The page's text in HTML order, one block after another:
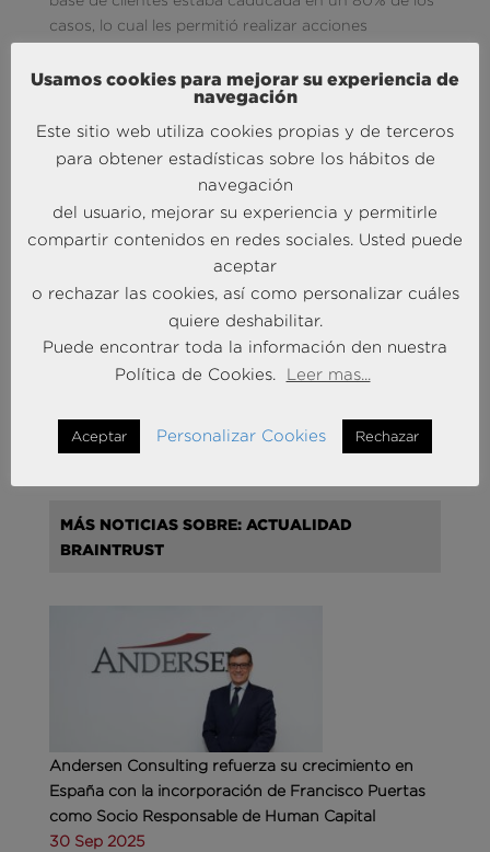
casos, lo cual les permitió realizar acciones
un aumento del 30% en el valor promedio de
pedidos como resultado de sus campañas de
marketing automatizadas.
—
¿ROI, dices?
¿Y no será que el ROI es que no pierdas
ni un minuto más pensando dónde está el ROI de la
Photo bySharon McCutcheononUnsplash
MÁS NOTICIAS SOBRE: ACTUALIDAD
BRAINTRUST
Andersen Consulting refuerza su crecimiento en
España con la incorporación de Francisco Puertas
como Socio Responsable de Human Capital
30 Sep 2025
Usamos cookies para mejorar su experiencia de
navegación
Este sitio web utiliza cookies propias y de terceros
para obtener estadísticas sobre los hábitos de
navegación
del usuario, mejorar su experiencia y permitirle
compartir contenidos en redes sociales. Usted puede
aceptar
o rechazar las cookies, así como personalizar cuáles
quiere deshabilitar.
Puede encontrar toda la información den nuestra
Política de Cookies.
Leer mas...
Aceptar Personalizar Cookies Rechazar